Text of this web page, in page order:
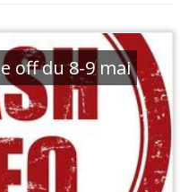
off du 8-9 mai